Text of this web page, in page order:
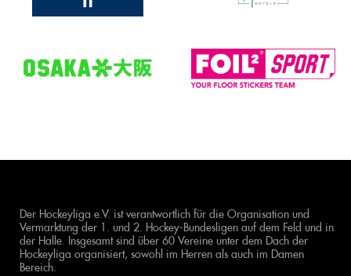
Der Hockeyliga e.V. ist verantwortlich für die Organisation und
Vermarktung der 1. und 2. Hockey-Bundesligen auf dem Feld und in
der Halle. Insgesamt sind über 60 Vereine unter dem Dach der
Hockeyliga organisiert, sowohl im Herren als auch im Damen
Bereich.